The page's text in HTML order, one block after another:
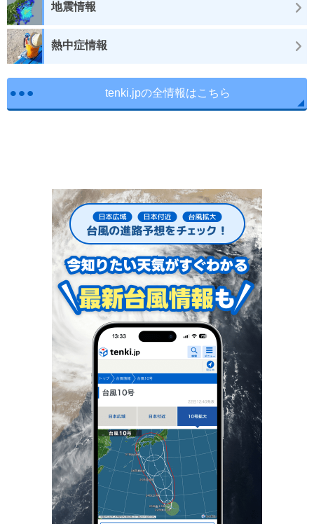
地震情報
熱中症情報
tenki.jpの全情報はこちら